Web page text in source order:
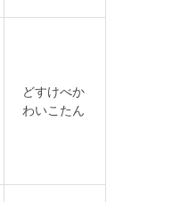
どすけべか
わいこたん